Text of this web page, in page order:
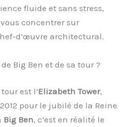
fluide et sans stress,
concentrer sur
d’œuvre architectural.
Big Ben et de sa tour ?
est l’Elizabeth Tower,
pour le jubilé de la Reine
Big Ben, c’est en réalité le